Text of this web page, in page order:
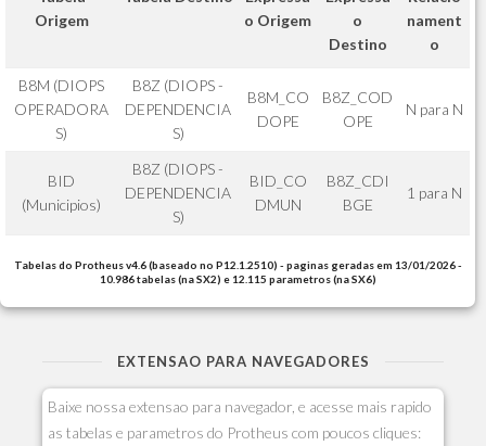
Origem
o Origem
o
Destino
nament
o
B8M (DIOPS
OPERADORA
S)
B8Z (DIOPS -
DEPENDENCIA
S)
B8M_CO
DOPE
B8Z_COD
OPE
N para N
BID
(Municipios)
B8Z (DIOPS -
DEPENDENCIA
S)
BID_CO
DMUN
B8Z_CDI
BGE
1 para N
Tabelas do Protheus v4.6 (baseado no P12.1.2510) - paginas geradas em 13/01/2026 -
10.986 tabelas (na SX2) e 12.115 parametros (na SX6)
EXTENSAO PARA NAVEGADORES
Baixe nossa extensao para navegador, e acesse mais rapido
as tabelas e parametros do Protheus com poucos cliques: